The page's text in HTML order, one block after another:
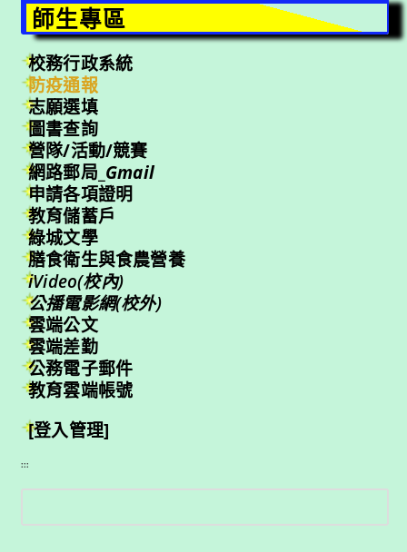
師生專區
校務行政系統
防疫通報
志願選填
圖書查詢
營隊/活動/競賽
網路郵局_ Gmail
申請各項證明
教育儲蓄戶
綠城文學
膳食衛生與食農營養
iVideo(校內)
公播電影網(校外)
雲端公文
雲端差勤
公務電子郵件
教育雲端帳號
[登入管理]
:::
搜
尋